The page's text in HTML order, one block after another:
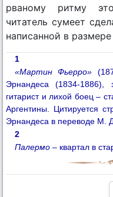
рваному ритму
читатель сумеет
написанной в
1
«Мартин Фьерро»
Эрнандеса (1834-1886),
гитарист и лихой боец –
Аргентины. Цитируется
Эрнандеса в переводе М.
2
Палермо – квартал в